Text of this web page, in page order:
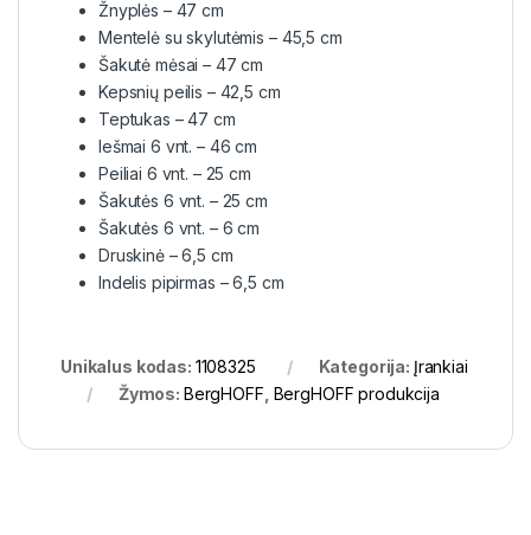
Žnyplės – 47 cm
Mentelė su skylutėmis – 45,5 cm
Šakutė mėsai – 47 cm
Kepsnių peilis – 42,5 cm
Teptukas – 47 cm
Iešmai 6 vnt. – 46 cm
Peiliai 6 vnt. – 25 cm
Šakutės 6 vnt. – 25 cm
Šakutės 6 vnt. – 6 cm
Druskinė – 6,5 cm
Indelis pipirmas – 6,5 cm
Unikalus kodas: 1108325 Kategorija: Įrankiai
Žymos: BergHOFF, BergHOFF produkcija